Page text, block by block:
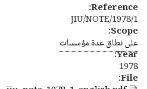
Reference:
JIU/NOTE/1978/1
Scope:
على نطاق عدة مؤسسات
Year:
1978
File: